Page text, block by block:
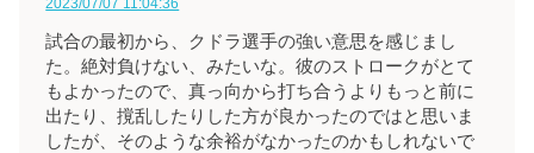
試合の最初から、クドラ選手の強い意思を感じまし
た。絶対負けない、みたいな。彼のストロークがとて
もよかったので、真っ向から打ち合うよりもっと前に
出たり、撹乱したりした方が良かったのではと思いま
したが、そのような余裕がなかったのかもしれないで